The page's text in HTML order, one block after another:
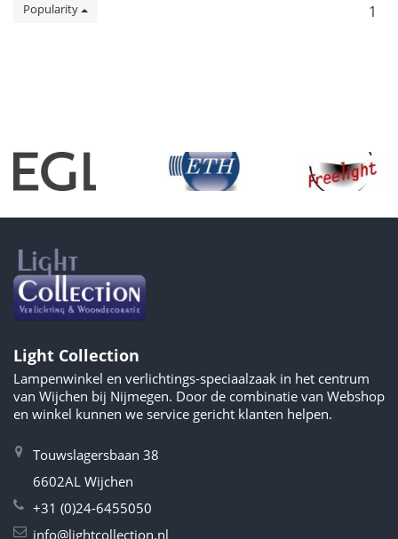
Popularity 1
Light Collection
Lampenwinkel en verlichtings-speciaalzaak in het centrum
van Wijchen bij Nijmegen. Door de combinatie van Webshop
en winkel kunnen we service gericht klanten helpen.
Touwslagersbaan 38
6602AL Wijchen
+31 (0)24-6455050
info@lightcollection.nl